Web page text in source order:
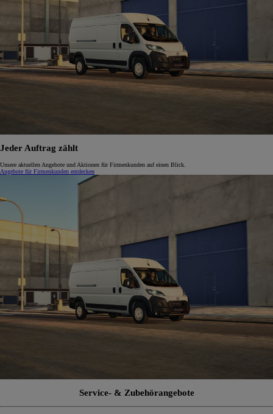
Jeder Auftrag zählt
Unsere aktuellen Angebote und Aktionen für Firmenkunden auf einen Blick.
Angebote für Firmenkunden entdecken
Service- & Zubehörangebote